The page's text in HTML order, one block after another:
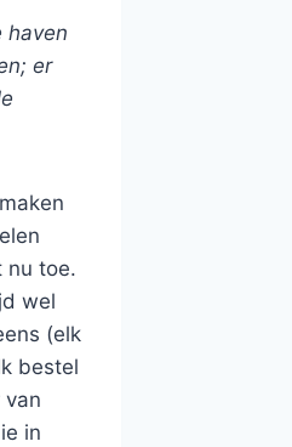
haven
er
nu toe.
wel
(elk
bestel
van
in